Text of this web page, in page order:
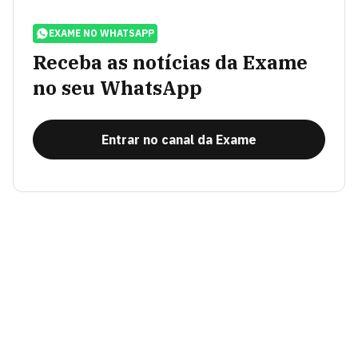
EXAME NO WHATSAPP
Receba as notícias da Exame
no seu WhatsApp
Entrar no canal da Exame